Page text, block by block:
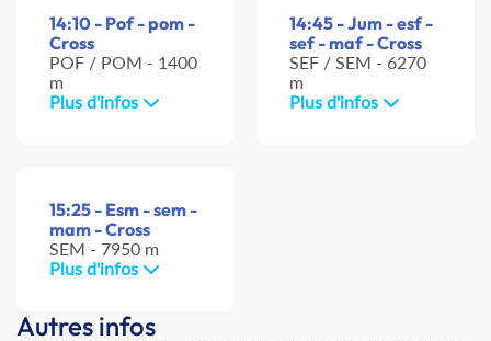
14:10 - Pof - pom -
Cross
POF / POM - 1400
m
Plus d'infos
14:45 - Jum - esf -
sef - maf - Cross
SEF / SEM - 6270
m
Plus d'infos
15:25 - Esm - sem -
mam - Cross
SEM - 7950 m
Plus d'infos
Autres infos